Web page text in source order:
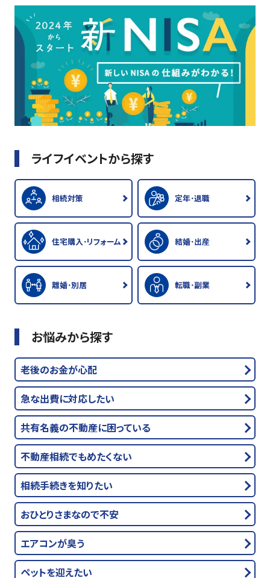
ライフイベントから探す
相続対策 定年･退職
住宅購入･リフォーム 結婚･出産
離婚･別居 転職･副業
お悩みから探す
老後のお金が心配
急な出費に対応したい
共有名義の不動産に困っている
不動産相続でもめたくない
相続手続きを知りたい
おひとりさまなので不安
エアコンが臭う
ペットを迎えたい